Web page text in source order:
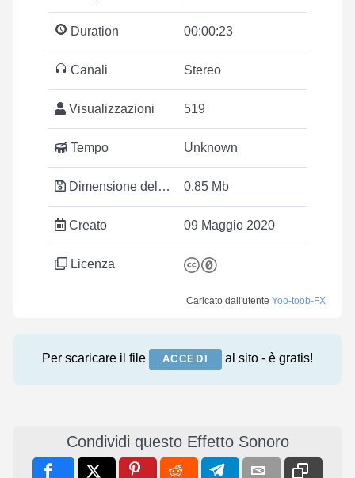
Duration 00:00:23
Canali Stereo
Visualizzazioni 519
Tempo Unknown
Dimensione del file 0.85 Mb
Creato 09 Maggio 2020
Licenza
Caricato dall'utente Yoo-toob-FX
Per scaricare il file ACCEDI al sito - è gratis!
Condividi questo Effetto Sonoro